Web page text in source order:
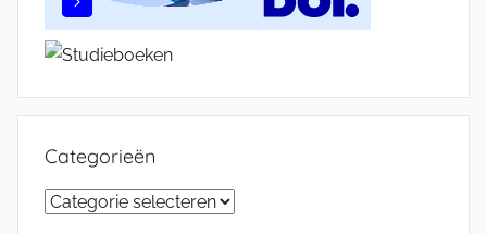
Categorieën
Categorieën